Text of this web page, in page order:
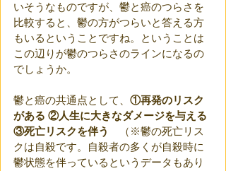
いそうなものですが、鬱と癌のつらさを
比較すると、鬱の方がつらいと答える方
もいるということですね。ということは
この辺りが鬱のつらさのラインになるの
でしょうか。
鬱と癌の共通点として、 ①再発のリスク
がある ②人生に大きなダメージを与える
③死亡リスクを伴う
（※鬱の死亡リス
クは自殺です。自殺者の多くが自殺時に
鬱状態を伴っているというデータもあり